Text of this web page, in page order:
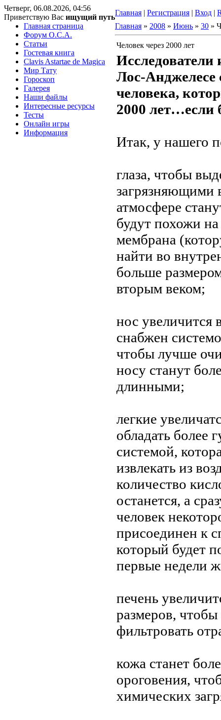
Четверг, 06.08.2026, 04:56
Приветствую Вас ищущий путь
Главная | Регистрация | Вход |
Главная страница
Форум O.C.A.
Статьи
Гостевая книга
Clavis Astartae de Magica
Мир Тату
Гороскоп
Галерея
Наши файлы
Интересные ресурсы
Тесты
Онлайн игры
Информация
Главная » 2008 » Июнь » 30 »
Человек через 2000 лет
Исследователи
Лос-Анджелесе
человека,
2000 лет…если
Итак, у нашего
глаза, чтобы
загрязняющими
атмосфере
будут похожи
мембрана
найти во
больше
вторым веком;
нос увеличится
снабжен
чтобы лучше
носу станут
длинными;
легкие
обладать более
системой,
извлекать из
количество
останется, а
человек
присоединен к
который будет
первые недели
печень
размеров,
фильтровать
кожа станет
ороговения,
химических